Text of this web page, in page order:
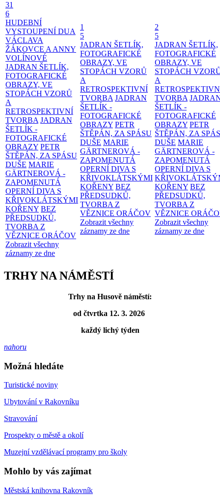
31
6
HUDEBNÍ
VYSTOUPENÍ DUA
VÁCLAVA
ŽÁKOVCE A ANNY
VOLÍNOVÉ
JADRAN ŠETLÍK,
FOTOGRAFICKÉ
OBRAZY, VE
STOPÁCH VZORŮ
A
RETROSPEKTIVNÍ
TVORBA JADRAN
ŠETLÍK -
FOTOGRAFICKÉ
OBRAZY PETR
ŠTĚPÁN, ZA SPÁSU
DUŠE MARIE
GÄRTNEROVÁ -
ZAPOMENUTÁ
OPERNÍ DIVA S
KŘIVOKLÁTSKÝMI
KOŘENY BEZ
PŘEDSUDKŮ,
TVORBA Z
VĚZNICE ORÁČOV
Zobrazit všechny
záznamy ze dne
1
5
JADRAN ŠETLÍK,
FOTOGRAFICKÉ
OBRAZY, VE
STOPÁCH VZORŮ
A
RETROSPEKTIVNÍ
TVORBA JADRAN
ŠETLÍK -
FOTOGRAFICKÉ
OBRAZY PETR
ŠTĚPÁN, ZA SPÁSU
DUŠE MARIE
GÄRTNEROVÁ -
ZAPOMENUTÁ
OPERNÍ DIVA S
KŘIVOKLÁTSKÝMI
KOŘENY BEZ
PŘEDSUDKŮ,
TVORBA Z
VĚZNICE ORÁČOV
Zobrazit všechny
záznamy ze dne
2
5
JADRAN ŠETLÍK,
FOTOGRAFICKÉ
OBRAZY, VE
STOPÁCH
A
TVORBA
ŠETLÍK -
FOTOGRAFICKÉ
OBRAZY PETR
ŠTĚPÁN, ZA
DUŠE MARIE
GÄRTNEROVÁ -
ZAPOMENUTÁ
OPERNÍ DIVA S
KOŘENY BEZ
PŘEDSUDKŮ,
TVORBA Z
VĚZNICE
Zobrazit všechny
záznamy ze dne
TRHY NA NÁMĚSTÍ
Trhy na Husově náměstí:
od čtvrtka 12. 3. 2026
každý lichý týden
nahoru
Možná hledáte
Turistické noviny
Ubytování v Rakovníku
Stravování
Prospekty o městě a okolí
Muzejní vzdělávací programy pro školy
Mohlo by vás zajímat
Městská knihovna Rakovník